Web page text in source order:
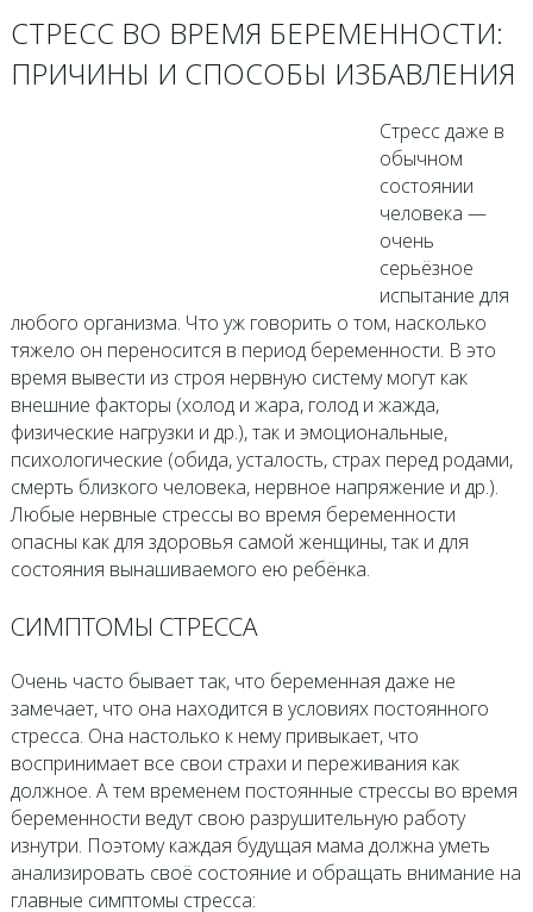
СТРЕСС ВО ВРЕМЯ БЕРЕМЕННОСТИ:
ПРИЧИНЫ И СПОСОБЫ ИЗБАВЛЕНИЯ
Стресс даже в
обычном
состоянии
человека —
очень
серьёзное
испытание для
любого организма. Что уж говорить о том, насколько
тяжело он переносится в период беременности. В это
время вывести из строя нервную систему могут как
внешние факторы (холод и жара, голод и жажда,
физические нагрузки и др.), так и эмоциональные,
психологические (обида, усталость, страх перед родами,
смерть близкого человека, нервное напряжение и др.).
Любые нервные стрессы во время беременности
опасны как для здоровья самой женщины, так и для
состояния вынашиваемого ею ребёнка.
СИМПТОМЫ СТРЕССА
Очень часто бывает так, что беременная даже не
замечает, что она находится в условиях постоянного
стресса. Она настолько к нему привыкает, что
воспринимает все свои страхи и переживания как
должное. А тем временем постоянные стрессы во время
беременности ведут свою разрушительную работу
изнутри. Поэтому каждая будущая мама должна уметь
анализировать своё состояние и обращать внимание на
главные симптомы стресса: